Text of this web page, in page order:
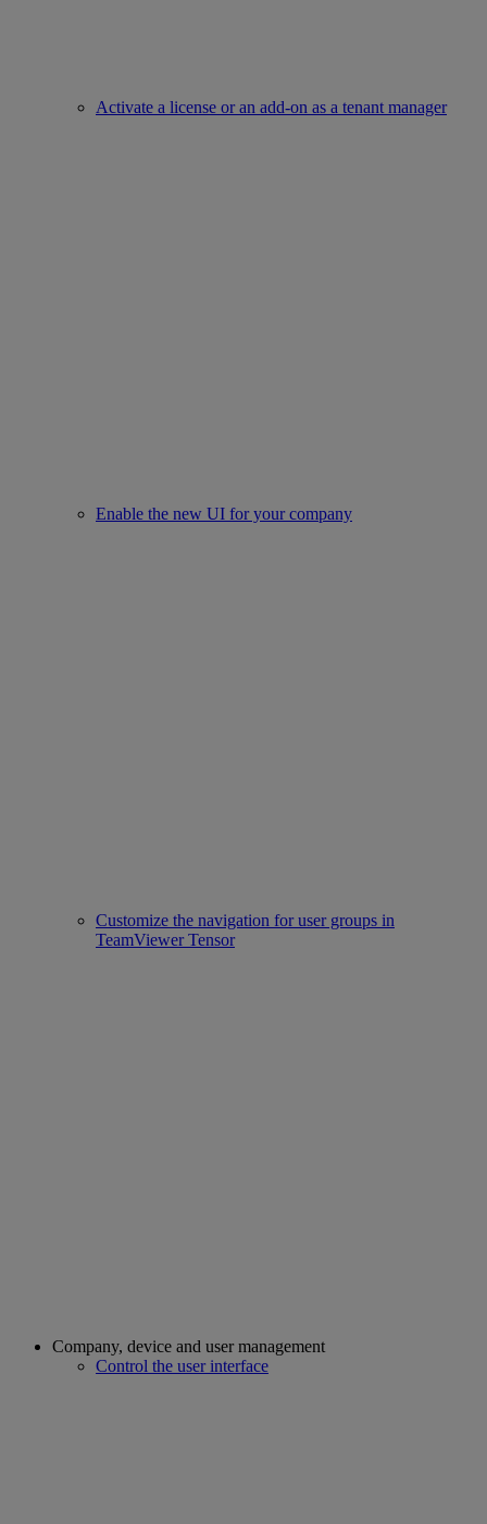
Activate a license or an add-on as a tenant manager
Enable the new UI for your company
Customize the navigation for user groups in
TeamViewer Tensor
Company, device and user management
Control the user interface